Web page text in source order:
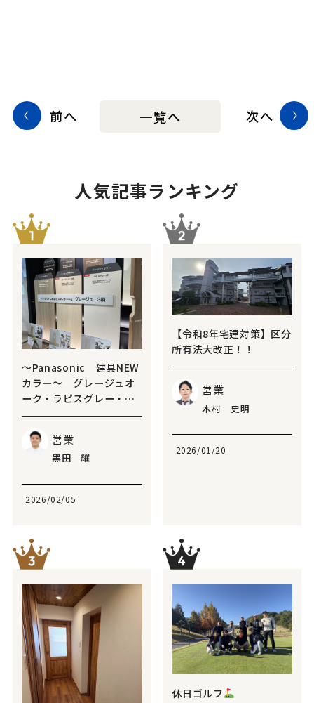
前へ 一覧へ 次へ
人気記事ランキング
～Panasonic 建具NEW
カラー～ グレージュオ
ーク・ラピスグレー・ペ
ールグリーンオーク
営業
黑田 耀
2026/02/05
【令和8年宅建対策】区分
所有法大改正！！
営業
木村 史明
2026/01/20
休日ゴルフ